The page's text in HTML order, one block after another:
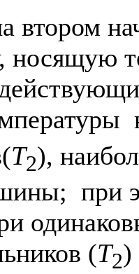
втором
носящую
T2),
при
(T2)